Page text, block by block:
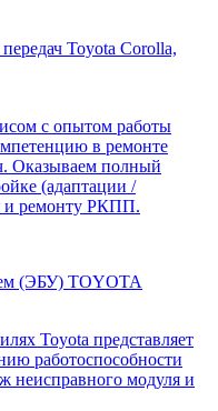
Toyota Corolla,
с опытом работы
в ремонте
Оказываем полный
(адаптации /
и ремонту РКПП.
(ЭБУ) TOYOTA
Toyota представляет
работоспособности
неисправного модуля и